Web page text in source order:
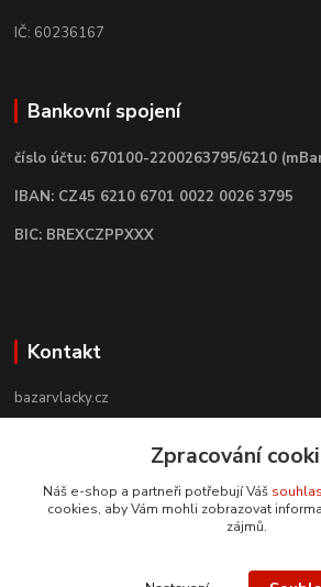
IČ: 60236167
Bankovní spojení
číslo účtu: 670100-2200263795/6210
IBAN: CZ45 6210 6701 0022 0026 3795
BIC: BREXCZPPXXX
Kontakt
bazarvlacky.cz
+420 774 141 314
info@bazarvlacky.cz
Zpracování
Náš e-shop a partneři potřebují Váš souhlas
cookies, aby Vám mohli zobrazovat
zájmů.